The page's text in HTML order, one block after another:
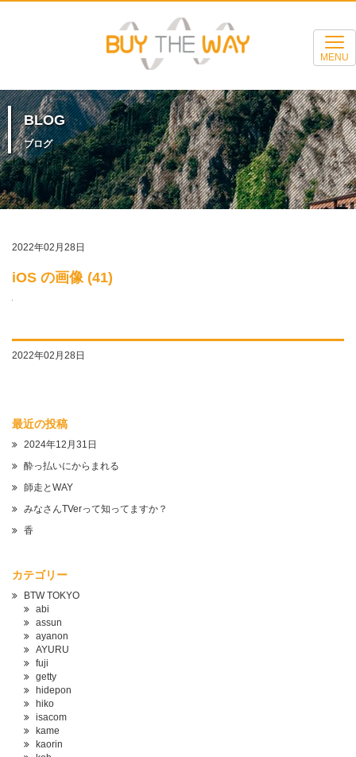
MENU
BLOG
ブログ
2022年02月28日
iOS の画像 (41)
2022年02月28日
最近の投稿
2024年12月31日
酔っ払いにからまれる
師走とWAY
みなさんTVerって知ってますか？
香
カテゴリー
BTW TOKYO
abi
assun
ayanon
AYURU
fuji
getty
hidepon
hiko
isacom
kame
kaorin